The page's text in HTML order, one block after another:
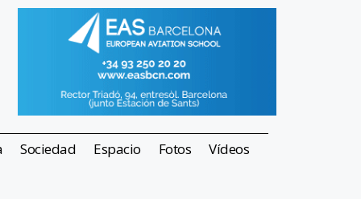
Sociedad Espacio Fotos Vídeos